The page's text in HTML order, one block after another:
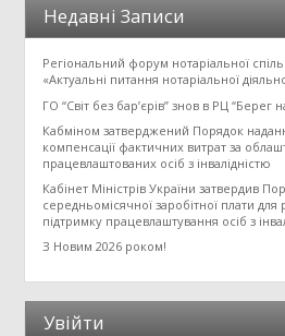
Недавні Записи
Регіональний форум нотаріальної
«Актуальні питання нотаріальної
ГО “Світ без бар’єрів” знов в РЦ “Берег
Кабміном затверджений Порядок
компенсації фактичних витрат за
працевлаштованих осіб з інвалідністю
Кабінет Міністрів України затвердив
середньомісячної заробітної плати
підтримку працевлаштування осіб з
З Новим 2026 роком!
Увійти